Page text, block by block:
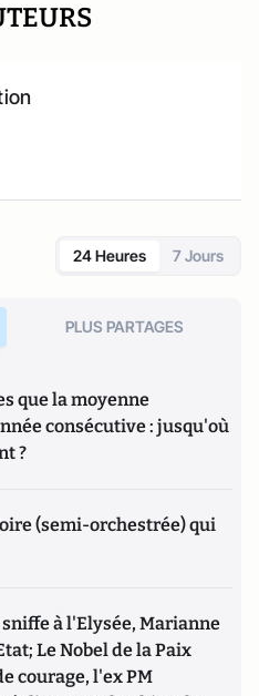
24 Heures 7 Jours
PLUS PARTAGES
que la moyenne
consécutive : jusqu'où
?
(semi-orchestrée) qui
à l'Elysée, Marianne
Le Nobel de la Paix
courage, l'ex PM